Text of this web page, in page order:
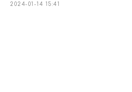
2024-01-14 15:41